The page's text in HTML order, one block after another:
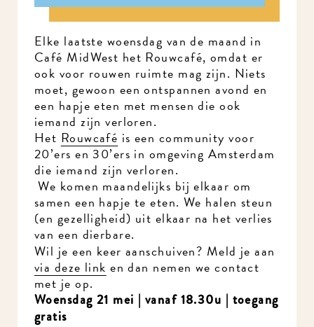
Elke laatste woensdag van de maand in
Café MidWest het Rouwcafé, omdat er
ook voor rouwen ruimte mag zijn. Niets
moet, gewoon een ontspannen avond en
een hapje eten met mensen die ook
iemand zijn verloren.
Het Rouwcafé is een community voor
20’ers en 30’ers in omgeving Amsterdam
die iemand zijn verloren.
We komen maandelijks bij elkaar om
samen een hapje te eten. We halen steun
(en gezelligheid) uit elkaar na het verlies
van een dierbare.
Wil je een keer aanschuiven? Meld je aan
via deze link en dan nemen we contact
met je op.
Woensdag 21 mei | vanaf 18.30u | toegang
gratis